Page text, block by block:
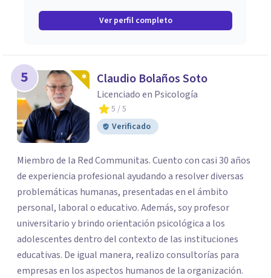
Ver perfil completo
5 Claudio Bolaños Soto
Licenciado en Psicología
5 / 5
Verificado
Miembro de la Red Communitas. Cuento con casi 30 años
de experiencia profesional ayudando a resolver diversas
problemáticas humanas, presentadas en el ámbito
personal, laboral o educativo. Además, soy profesor
universitario y brindo orientación psicológica a los
adolescentes dentro del contexto de las instituciones
educativas. De igual manera, realizo consultorías para
empresas en los aspectos humanos de la organización.